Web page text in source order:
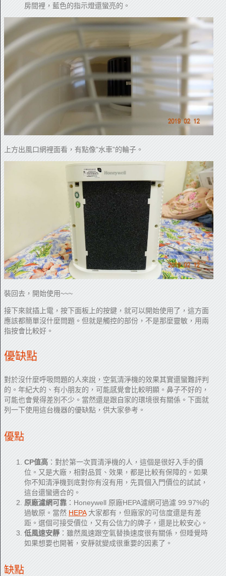
房間裡，藍色的指示燈還蠻亮的。
上方出風口網裡面看，有點像”水車”的輪子。
裝回去，開始使用~~~
接下來就插上電，按下面板上的按鍵，就可以開始使用了，這方面
應該都簡單沒什麼問題。但就是觸控的部份，不是那麼靈敏，用兩
指按會比較好。
優缺點
對於沒什麼呼吸問題的人來說，空氣清淨機的效果其實還蠻難評判
的。年紀大的、有小朋友的，可能感覺會比較明顯。鼻子不好的，
可能也會覺得差別不少。當然還是跟自家的環境很有關係。下面就
列一下使用這台機器的優缺點，供大家參考。
優點
CP值高 ：對於第一次買清淨機的人，這個是很好入手的價
位。又是大廠，相對品質、效果，都是比較有保障的。如果
你不知清淨機到底對你有沒有用，先買個入門價位的試試，
這台還蠻適合的。
原廠濾網可靠 ：Honeywell 原廠HEPA濾網可過濾 99.97%的
過敏原。當然 HEPA大家都有，但廠家的可信度還是有差
距。選個可接受價位，又有公信力的牌子，還是比較安心。
低風速安靜 ：雖然風速跟空氣替換速度很有關係，但睡覺時
如果想要也開著，安靜就變成很重要的因素了。
缺點